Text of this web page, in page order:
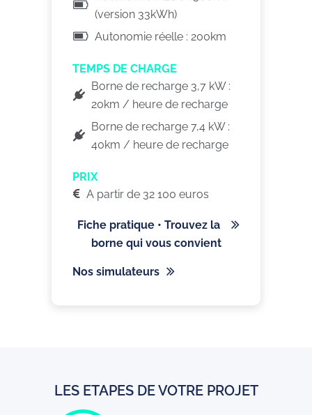
(version 33kWh)
Autonomie réelle : 200km
TEMPS DE CHARGE
Borne de recharge 3,7 kW :
20km / heure de recharge
Borne de recharge 7,4 kW :
40km / heure de recharge
PRIX
A partir de 32 100 euros
Fiche pratique • Trouvez la
borne qui vous convient
Nos simulateurs
LES ETAPES DE VOTRE PROJET